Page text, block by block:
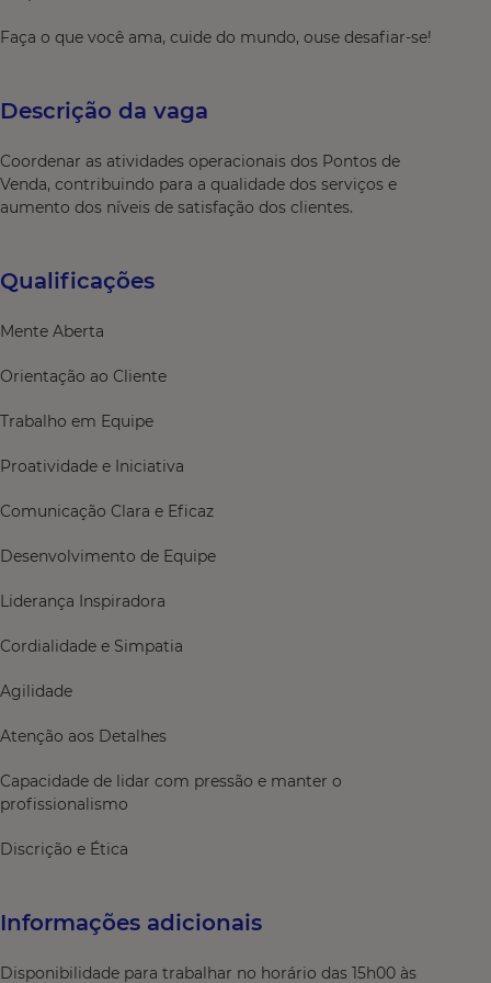
Faça o que você ama, cuide do mundo, ouse desafiar-se!
Descrição da vaga
Coordenar as atividades operacionais dos Pontos de
Venda, contribuindo para a qualidade dos serviços e
aumento dos níveis de satisfação dos clientes.
Qualificações
Mente Aberta
Orientação ao Cliente
Trabalho em Equipe
Proatividade e Iniciativa
Comunicação Clara e Eficaz
Desenvolvimento de Equipe
Liderança Inspiradora
Cordialidade e Simpatia
Agilidade
Atenção aos Detalhes
Capacidade de lidar com pressão e manter o
profissionalismo
Discrição e Ética
Informações adicionais
Disponibilidade para trabalhar no horário das 15h00 às